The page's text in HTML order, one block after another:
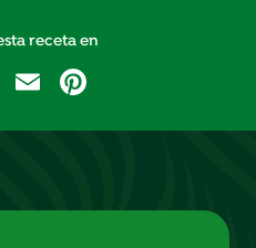
receta en
Twitter Email